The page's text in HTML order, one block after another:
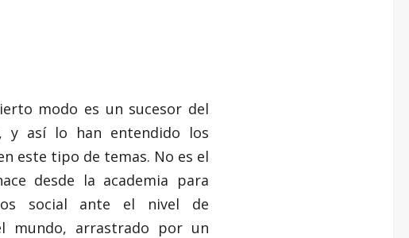
modo es un sucesor del
y así lo han entendido los
este tipo de temas. No es el
desde la academia para
social ante el nivel de
mundo, arrastrado por un